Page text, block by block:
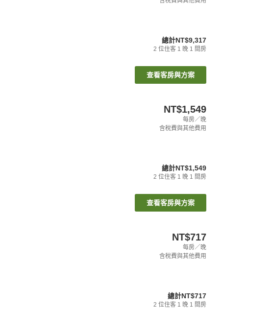
總計NT$9,317
2 位住客 1 晚 1 間房
查看客房與方案
NT$1,549
每房／晚
含稅費與其他費用
總計NT$1,549
2 位住客 1 晚 1 間房
查看客房與方案
NT$717
每房／晚
含稅費與其他費用
總計NT$717
2 位住客 1 晚 1 間房